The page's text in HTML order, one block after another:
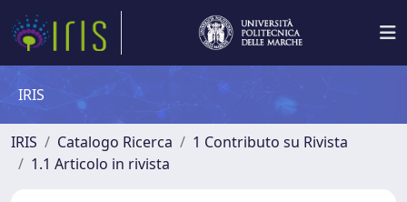
IRIS
IRIS Catalogo Ricerca
1 Contributo su Rivista
1.1 Articolo in rivista